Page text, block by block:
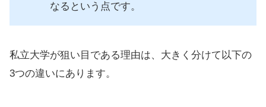
なるという点です。
私立大学が狙い目である理由は、大きく分けて以下の
3つの違いにあります。